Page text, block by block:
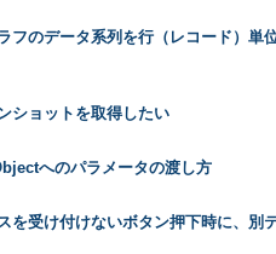
フのデータ系列を行（レコード）単
ショットを取得したい
へのパラメータの渡し方
を受け付けないボタン押下時に、別